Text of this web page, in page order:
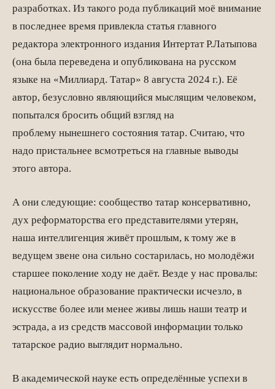
разработках. Из такого рода публикаций моё внимание
в последнее время привлекла статья главного
редактора электронного издания Интертат Р.Латыпова
(она была переведена и опубликована на русском
языке на «Миллиард. Татар» 8 августа 2024 г.). Её
автор, безусловно являющийся мыслящим человеком,
попытался бросить общий взгляд на
проблему нынешнего состояния татар. Считаю, что
надо пристальнее всмотреться на главные выводы
этого автора.
А они следующие: сообщество татар консервативно,
дух реформаторства его представителями утерян,
наша интеллигенция живёт прошлым, к тому же в
ведущем звене она сильно состарилась, но молодёжи
старшее поколение ходу не даёт. Везде у нас провалы:
национальное образование практически исчезло, в
искусстве более или менее живы лишь наши театр и
эстрада, а из средств массовой информации только
татарское радио выглядит нормально.
В академической науке есть определённые успехи в